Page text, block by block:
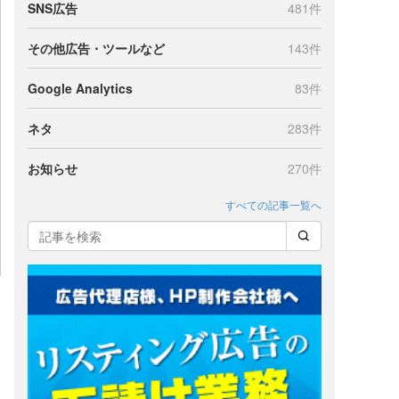
SNS広告 481件
その他広告・ツールなど 143件
Google Analytics 83件
ネタ 283件
お知らせ 270件
すべての記事一覧へ